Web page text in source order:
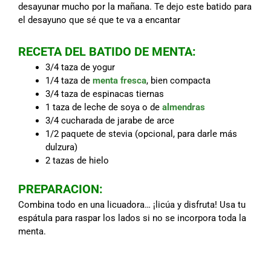
desayunar mucho por la mañana. Te dejo este batido para
el desayuno que sé que te va a encantar
RECETA DEL BATIDO DE MENTA:
3/4 taza de yogur
1/4 taza de menta fresca, bien compacta
3/4 taza de espinacas tiernas
1 taza de leche de soya o de almendras
3/4 cucharada de jarabe de arce
1/2 paquete de stevia (opcional, para darle más
dulzura)
2 tazas de hielo
PREPARACION:
Combina todo en una licuadora… ¡licúa y disfruta! Usa tu
espátula para raspar los lados si no se incorpora toda la
menta.